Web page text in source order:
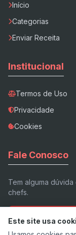
Início
Categorias
Enviar Receita
Institucional
Termos de Uso
Privacidade
Cookies
Fale Conosco
Tem alguma
chefs.
Enviar E-mail
Este site usa